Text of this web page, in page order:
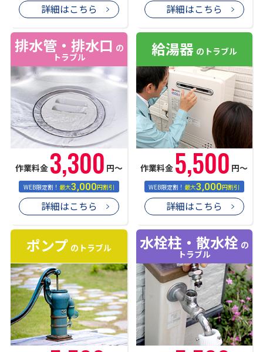
詳細はこちら 詳細はこちら
排水管・排水口 の
トラブル
作業料金 3,300 円〜
WEB限定割！最大3,000円割引
詳細はこちら
給湯器 のトラブル
作業料金 5,500 円〜
WEB限定割！最大3,000円割引
詳細はこちら
ポンプ のトラブル 水栓柱・散水栓 の
トラブル